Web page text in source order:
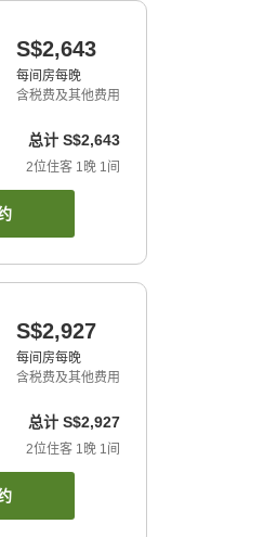
S$2,643
每间房每晚
含税费及其他费用
总计 S$2,643
2位住客 1晚 1间
S$2,927
每间房每晚
含税费及其他费用
总计 S$2,927
2位住客 1晚 1间